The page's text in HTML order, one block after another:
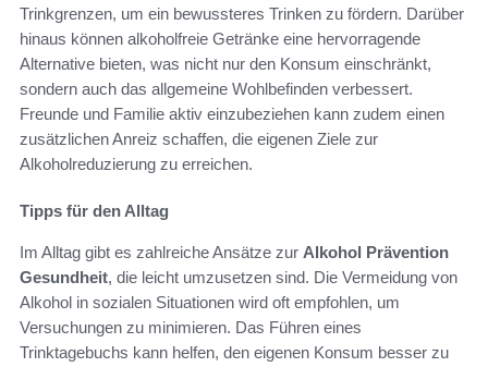
Trinkgrenzen, um ein bewussteres Trinken zu fördern. Darüber
hinaus können alkoholfreie Getränke eine hervorragende
Alternative bieten, was nicht nur den Konsum einschränkt,
sondern auch das allgemeine Wohlbefinden verbessert.
Freunde und Familie aktiv einzubeziehen kann zudem einen
zusätzlichen Anreiz schaffen, die eigenen Ziele zur
Alkoholreduzierung zu erreichen.
Tipps für den Alltag
Im Alltag gibt es zahlreiche Ansätze zur Alkohol Prävention
Gesundheit, die leicht umzusetzen sind. Die Vermeidung von
Alkohol in sozialen Situationen wird oft empfohlen, um
Versuchungen zu minimieren. Das Führen eines
Trinktagebuchs kann helfen, den eigenen Konsum besser zu